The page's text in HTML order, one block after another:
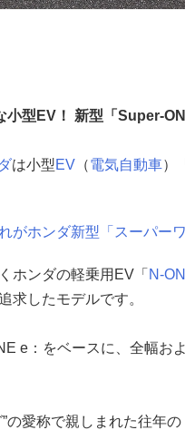
型EV！ 新型「Super-
は小型EV （電気自動車）
がホンダ新型「スーパー
ホンダの軽乗用EV「 N-
求したモデルです。
e：をベースに、全幅お
の愛称で親しまれた往年の